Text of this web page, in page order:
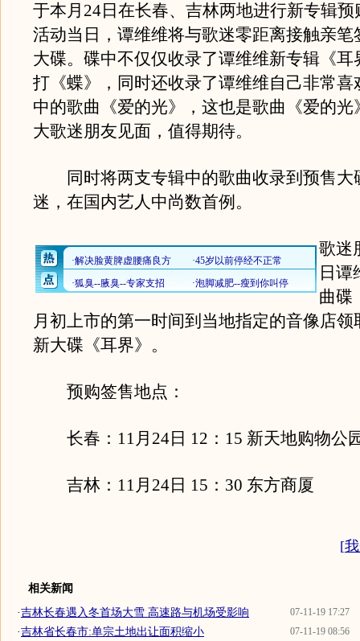
于本月24日在长春、吉林两地进行新专辑
活动当日，谭维维将与歌迷零距离接触亲笔
大碟。碟中不仅仅收录了谭维维新专辑《耳
打《蝶》，同时还收录了谭维维自己非常喜
中的歌曲《爱的光》，这也是歌曲《爱的光
大歌迷朋友见面，值得期待。
同时将两支专辑中的歌曲收录到预售大
迷，在国内艺人中尚数首例。
歌迷
日谭
曲碟
月初上市的第一时间到当地指定的音像店领
新大碟《耳界》。
预购签售地点：
长春：11月24日 12：15 新天地购物公
吉林：11月24日 15：30 东方商厦
[
相关新闻
07-11-19 17:27
·吉林长春遇入冬首场大雪 高速路与机场受影响
07-11-19 08:56
·吉林省长春市:单宗土地出让面积缩小